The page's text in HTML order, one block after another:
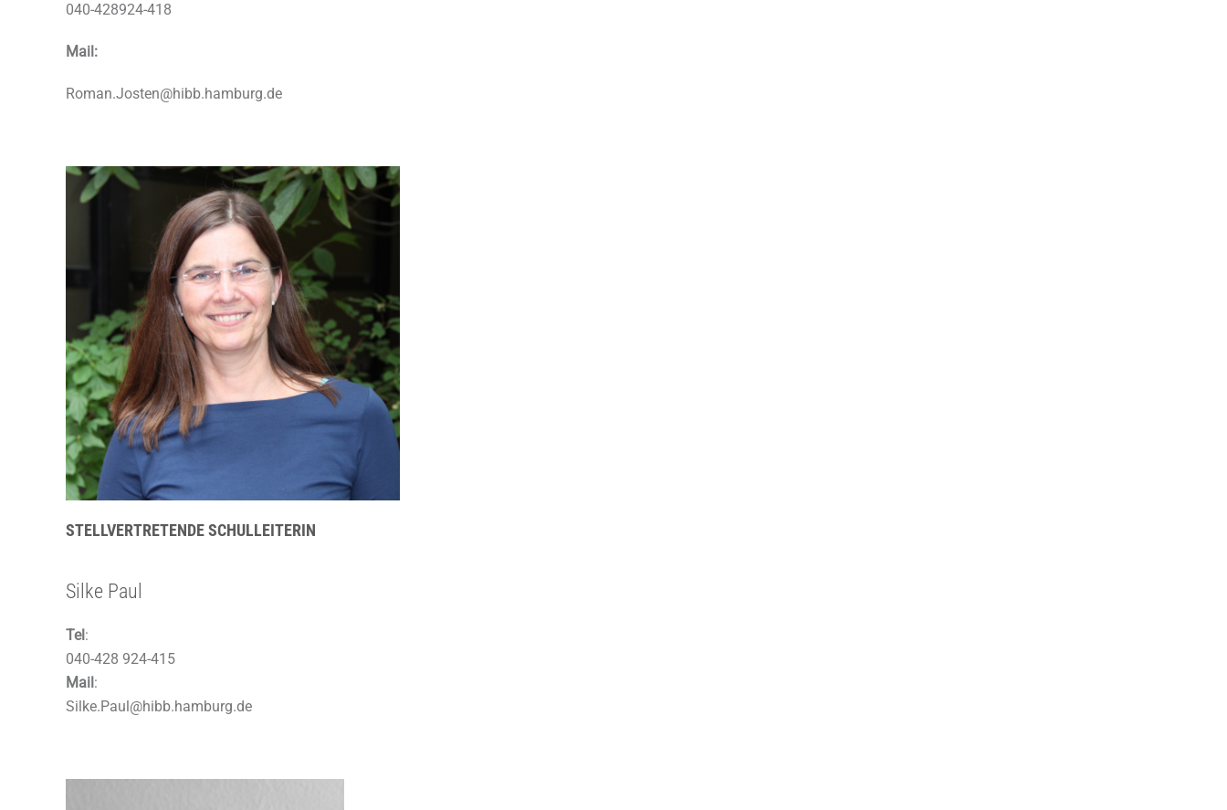
040-428924-418
Mail:
Roman.Josten@hibb.hamburg.de
STELLVERTRETENDE SCHULLEITERIN
Silke Paul
Tel:
040-428 924-415
Mail:
Silke.Paul@hibb.hamburg.de